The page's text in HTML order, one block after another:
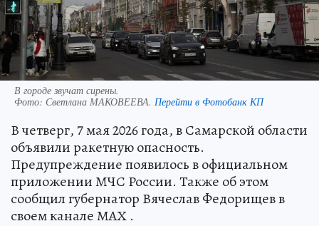
В городе звучат сирены.
Фото: Светлана МАКОВЕЕВА. Перейти в Фотобанк КП
В четверг, 7 мая 2026 года, в Самарской области
объявили ракетную опасность.
Предупреждение появилось в официальном
приложении МЧС России. Также об этом
сообщил губернатор Вячеслав Федорищев в
своем канале МАХ .